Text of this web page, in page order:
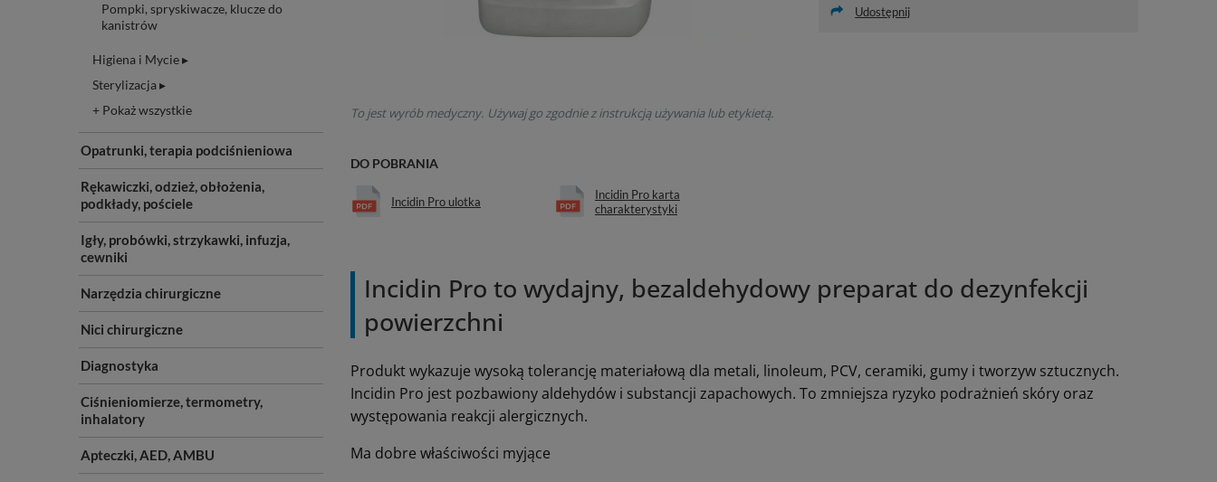
Pompki, spryskiwacze, klucze do
kanistrów
Higiena i Mycie ▸
Sterylizacja ▸
+ Pokaż wszystkie
Opatrunki, terapia podciśnieniowa
Rękawiczki, odzież, obłożenia,
podkłady, pościele
Igły, probówki, strzykawki, infuzja,
cewniki
Narzędzia chirurgiczne
Nici chirurgiczne
Diagnostyka
Ciśnieniomierze, termometry,
inhalatory
Apteczki, AED, AMBU
Udostępnij
To jest wyrób medyczny. Używaj go zgodnie z instrukcją używania lub etykietą.
DO POBRANIA
Incidin Pro ulotka
Incidin Pro karta
charakterystyki
Incidin Pro to wydajny, bezaldehydowy preparat do dezynfekcji
powierzchni
Produkt wykazuje wysoką tolerancję materiałową dla metali, linoleum, PCV, ceramiki, gumy i tworzyw sztucznych.
Incidin Pro jest pozbawiony aldehydów i substancji zapachowych. To zmniejsza ryzyko podrażnień skóry oraz
występowania reakcji alergicznych.
Ma dobre właściwości myjące